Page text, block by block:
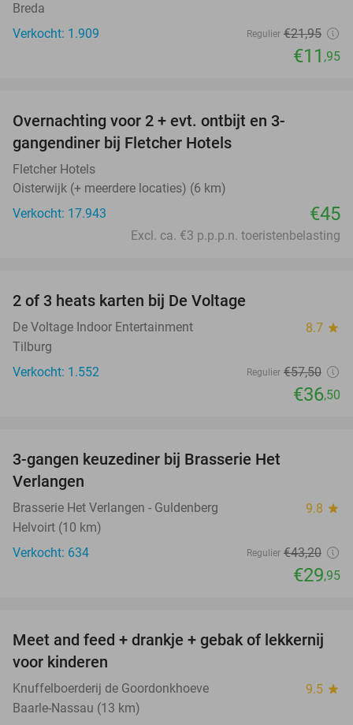
Breda
Verkocht: 1.909
Regulier €21,95
€11 ,95
Overnachting voor 2 + evt. ontbijt en 3-
gangendiner bij Fletcher Hotels
Fletcher Hotels
Oisterwijk (+ meerdere locaties) (6 km)
Verkocht: 17.943
€45
Excl. ca. €3 p.p.p.n. toeristenbelasting
2 of 3 heats karten bij De Voltage
De Voltage Indoor Entertainment 8.7 star
Tilburg
Verkocht: 1.552
Regulier €57,50
€36,50
3-gangen keuzediner bij Brasserie Het
Verlangen
Brasserie Het Verlangen - Guldenberg 9.8 star
Helvoirt (10 km)
Verkocht: 634
Regulier €43,20
€29,95
25%
Meet and feed + drankje + gebak of lekkernij
voor kinderen
Knuffelboerderij de Goordonkhoeve 9.5 star
Baarle-Nassau (13 km)